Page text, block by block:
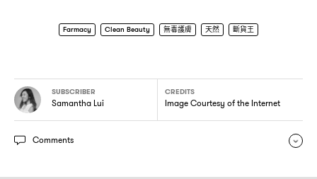
Farmacy Clean Beauty 無毒護膚 天然 斷貨王
SUBSCRIBER
Samantha Lui
CREDITS
Image Courtesy of the Internet
Comments